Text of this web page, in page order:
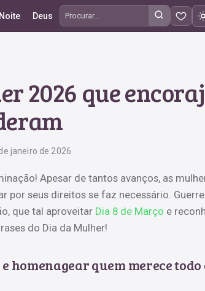
Deus
Procurar frases
2026 que
janeiro de 2026
Apesar de tantos avanços, as
por seus direitos se faz necessário.
que tal aproveitar Dia 8 de Março e
do Dia da Mulher!
homenagear quem merece todo